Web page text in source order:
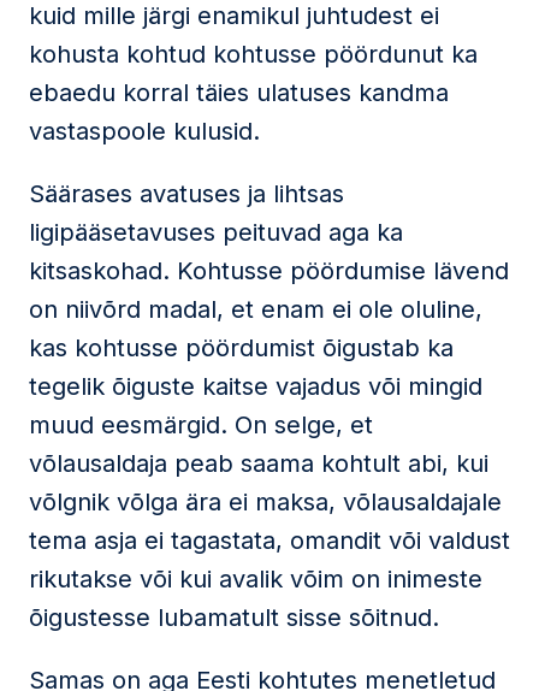
kuid mille järgi enamikul juhtudest ei
kohusta kohtud kohtusse pöördunut ka
ebaedu korral täies ulatuses kandma
vastaspoole kulusid.
Säärases avatuses ja lihtsas
ligipääsetavuses peituvad aga ka
kitsaskohad. Kohtusse pöördumise lävend
on niivõrd madal, et enam ei ole oluline,
kas kohtusse pöördumist õigustab ka
tegelik õiguste kaitse vajadus või mingid
muud eesmärgid. On selge, et
võlausaldaja peab saama kohtult abi, kui
võlgnik võlga ära ei maksa, võlausaldajale
tema asja ei tagastata, omandit või valdust
rikutakse või kui avalik võim on inimeste
õigustesse lubamatult sisse sõitnud.
Samas on aga Eesti kohtutes menetletud